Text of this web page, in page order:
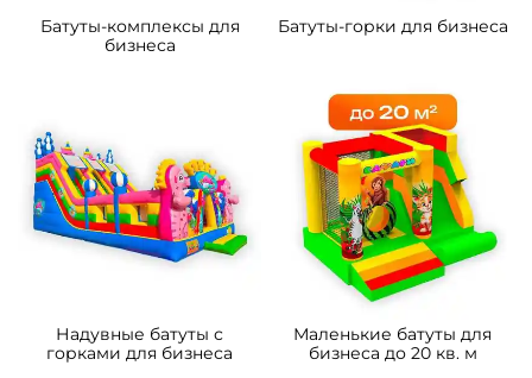
Батуты-комплексы для
бизнеса
Батуты-горки для бизнеса
Надувные батуты с
горками для бизнеса
Маленькие батуты для
бизнеса до 20 кв. м